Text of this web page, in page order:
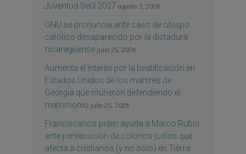
Juventud Seúl 2027 agosto 3, 2026
ONU se pronuncia ante caso de obispo
católico desaparecido por la dictadura
nicaragüense julio 25, 2026
Aumenta el interés por la beatificación en
Estados Unidos de los mártires de
Georgia que murieron defendiendo el
matrimonio julio 25, 2026
Franciscanos piden ayuda a Marco Rubio
ante persecución de colonos judíos que
afecta a cristianos (y no sólo) en Tierra